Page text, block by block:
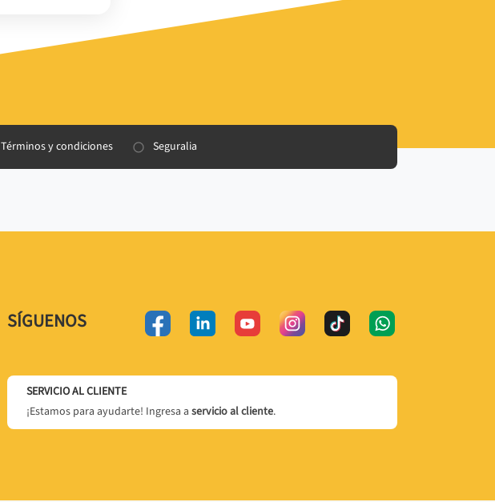
Términos y condiciones Seguralia
SÍGUENOS
SERVICIO AL CLIENTE
¡Estamos para ayudarte! Ingresa a servicio al cliente.